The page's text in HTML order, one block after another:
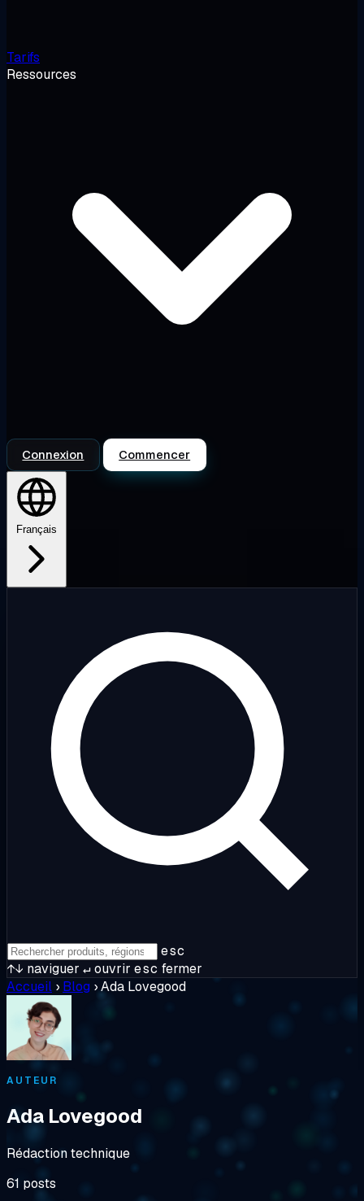
Tarifs
Ressources
Connexion Commencer
Français
esc
↑↓ naviguer ↵ouvrir esc fermer
Accueil › Blog ›Ada Lovegood
AUTEUR
Ada Lovegood
Rédaction technique
61 posts